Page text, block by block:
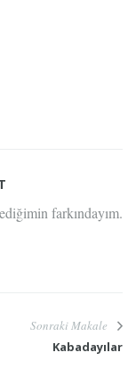
farkındayım.
Sonraki Makale
Kabadayılar